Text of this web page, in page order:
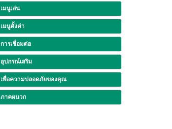
เมนูเล่น
เมนูตั้งค่า
การเชื่อมต่อ
อุปกรณ์เสริม
เพื่อความปลอดภัยของคุณ
ภาคผนวก